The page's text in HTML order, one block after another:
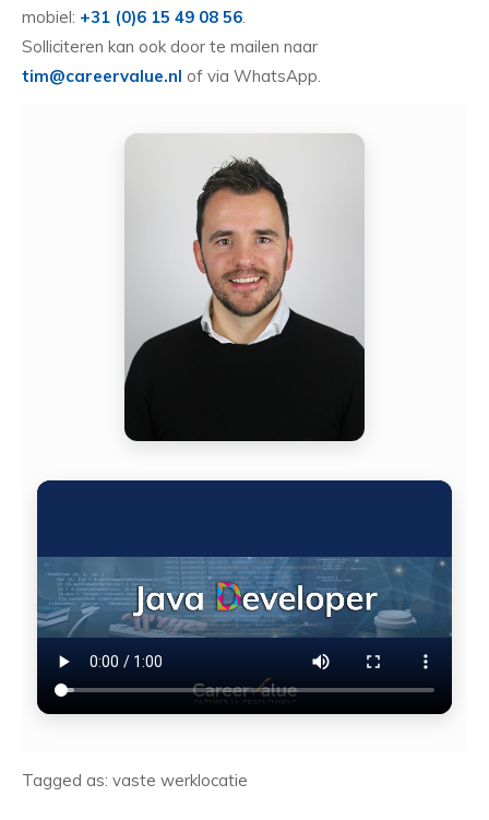
mobiel: +31 (0)6 15 49 08 56.
Solliciteren kan ook door te mailen naar
tim@careervalue.nl of via WhatsApp.
Tagged as: vaste werklocatie